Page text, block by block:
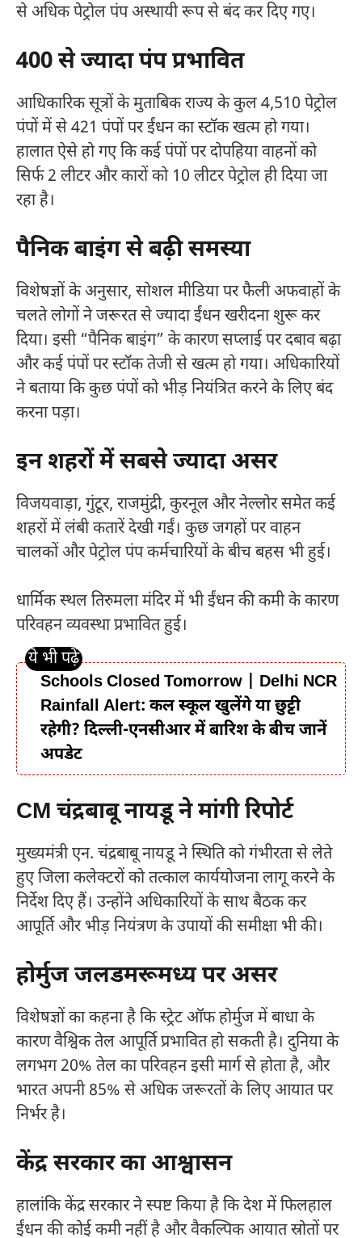
से अधिक पेट्रोल पंप अस्थायी रूप से बंद कर दिए गए।
400 से ज्यादा पंप प्रभावित
आधिकारिक सूत्रों के मुताबिक राज्य के कुल 4,510 पेट्रोल
पंपों में से 421 पंपों पर ईंधन का स्टॉक खत्म हो गया।
हालात ऐसे हो गए कि कई पंपों पर दोपहिया वाहनों को
सिर्फ 2 लीटर और कारों को 10 लीटर पेट्रोल ही दिया जा
रहा है।
पैनिक बाइंग से बढ़ी समस्या
विशेषज्ञों के अनुसार, सोशल मीडिया पर फैली अफवाहों के
चलते लोगों ने जरूरत से ज्यादा ईंधन खरीदना शुरू कर
दिया। इसी “पैनिक बाइंग” के कारण सप्लाई पर दबाव बढ़ा
और कई पंपों पर स्टॉक तेजी से खत्म हो गया। अधिकारियों
ने बताया कि कुछ पंपों को भीड़ नियंत्रित करने के लिए बंद
करना पड़ा।
इन शहरों में सबसे ज्यादा असर
विजयवाड़ा, गुंटूर, राजमुंद्री, कुरनूल और नेल्लोर समेत कई
शहरों में लंबी कतारें देखी गईं। कुछ जगहों पर वाहन
चालकों और पेट्रोल पंप कर्मचारियों के बीच बहस भी हुई।
धार्मिक स्थल तिरुमला मंदिर में भी ईंधन की कमी के कारण
परिवहन व्यवस्था प्रभावित हुई।
Schools Closed Tomorrow | Delhi NCR
Rainfall Alert: कल स्कूल खुलेंगे या छुट्टी
रहेगी? दिल्ली-एनसीआर में बारिश के बीच जानें
अपडेट
CM चंद्रबाबू नायडू ने मांगी रिपोर्ट
मुख्यमंत्री एन. चंद्रबाबू नायडू ने स्थिति को गंभीरता से लेते
हुए जिला कलेक्टरों को तत्काल कार्ययोजना लागू करने के
निर्देश दिए हैं। उन्होंने अधिकारियों के साथ बैठक कर
आपूर्ति और भीड़ नियंत्रण के उपायों की समीक्षा भी की।
होर्मुज जलडमरूमध्य पर असर
विशेषज्ञों का कहना है कि स्ट्रेट ऑफ होर्मुज में बाधा के
कारण वैश्विक तेल आपूर्ति प्रभावित हो सकती है। दुनिया के
लगभग 20% तेल का परिवहन इसी मार्ग से होता है, और
भारत अपनी 85% से अधिक जरूरतों के लिए आयात पर
निर्भर है।
केंद्र सरकार का आश्वासन
हालांकि केंद्र सरकार ने स्पष्ट किया है कि देश में फिलहाल
ईंधन की कोई कमी नहीं है और वैकल्पिक आयात स्रोतों पर